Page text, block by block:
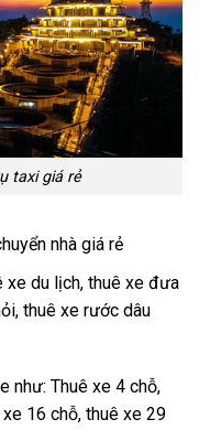
taxi giá rẻ
nhà giá rẻ
xe du lịch, thuê xe đưa
thuê xe rước dâu
như: Thuê xe 4 chỗ,
16 chỗ, thuê xe 29